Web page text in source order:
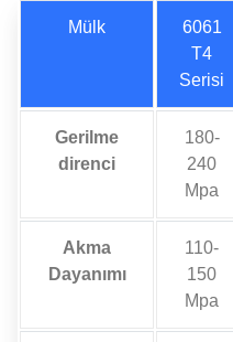
Mülk
6061
T4
Serisi
Gerilme
direnci
180-
240
Mpa
Akma
Dayanımı
110-
150
Mpa